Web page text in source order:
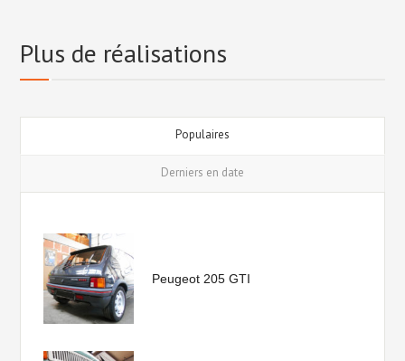
Plus de réalisations
Populaires
Derniers en date
Peugeot 205 GTI